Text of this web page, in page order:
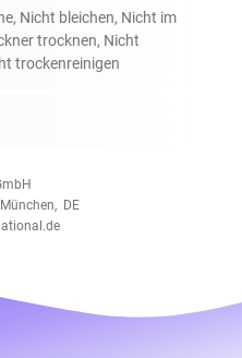
Nicht bleichen, Nicht im
trocknen, Nicht
trockenreinigen
DE